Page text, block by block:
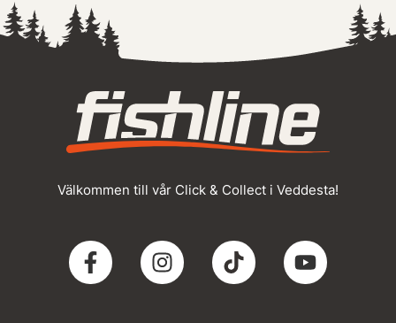
Välkommen till vår Click & Collect i Veddesta!